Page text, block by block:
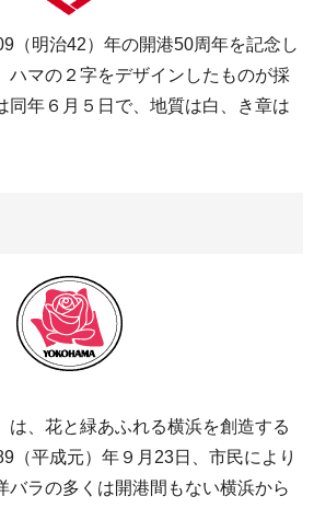
（明治42）年の開港50周年を記念し
ハマの２字をデザインしたものが採
同年６月５日で、地質は白、き章は
、花と緑あふれる横浜を創造する
（平成元）年９月23日、市民により
バラの多くは開港間もない横浜から